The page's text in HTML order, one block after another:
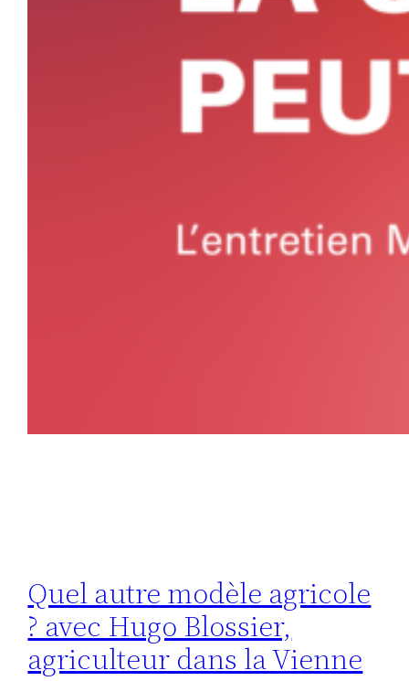
Quel autre modèle agricole
? avec Hugo Blossier,
agriculteur dans la Vienne